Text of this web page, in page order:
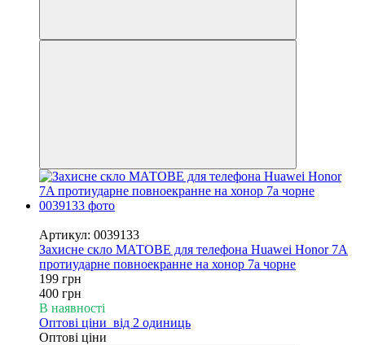
Артикул: 0039133
Захисне скло МАТОВЕ для телефона Huawei Honor 7A
протиударне повноекранне на хонор 7а чорне
199 грн
400 грн
В наявності
Оптові ціни від 2 одиниць
Оптові ціни